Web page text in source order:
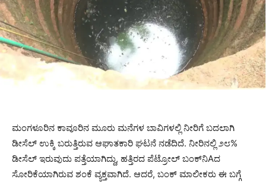
ಮಂಗಳೂರಿನ ಕಾವೂರಿನ ಮೂರು ಮನೆಗಳ ಬಾವಿಗಳಲ್ಲಿ ನೀರಿಗೆ ಬದಲಾಗಿ
ಡೀಸೆಲ್ ಉಕ್ಕಿ ಬರುತ್ತಿರುವ ಆಘಾತಕಾರಿ ಘಟನೆ ನಡೆದಿದೆ. ನೀರಿನಲ್ಲಿ ೨೮%
ಡೀಸೆಲ್ ಇರುವುದು ಪತ್ತೆಯಾಗಿದ್ದು, ಹತ್ತಿರದ ಪೆಟ್ರೋಲ್ ಬಂಕ್‌ನಿAದ
ಸೋರಿಕೆಯಾಗಿರುವ ಶಂಕೆ ವ್ಯಕ್ತವಾಗಿದೆ. ಆದರೆ, ಬಂಕ್ ಮಾಲೀಕರು ಈ ಬಗ್ಗೆ